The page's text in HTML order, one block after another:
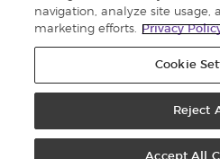
navigation, analyze site usage,
marketing efforts.
Privacy
Cookie
Reject